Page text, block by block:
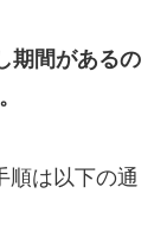
期間があるの
順は以下の通